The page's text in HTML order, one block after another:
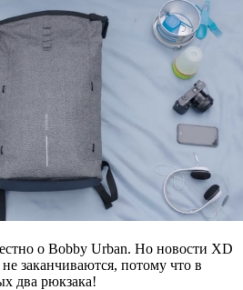
о Bobby Urban. Но новости XD
заканчиваются, потому что в
два рюкзака!